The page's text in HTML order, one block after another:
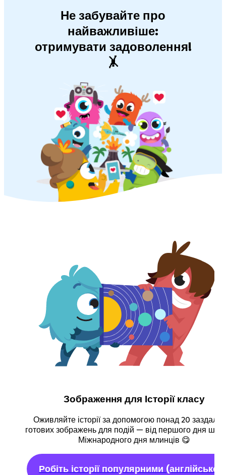
Не забувайте про
найважливіше:
отримувати задоволення!
🤸
Зображення для Історії класу
Оживляйте історії за допомогою понад 20
готових зображень для подій — від першого дня
Міжнародного дня млинців 😋
Робіть історії популярними